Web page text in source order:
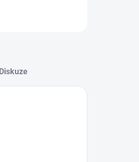
Diskuze